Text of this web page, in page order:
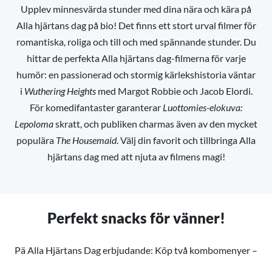
Upplev minnesvärda stunder med dina nära och kära på
Alla hjärtans dag på bio! Det finns ett stort urval filmer för
romantiska, roliga och till och med spännande stunder. Du
hittar de perfekta Alla hjärtans dag-filmerna för varje
humör: en passionerad och stormig kärlekshistoria väntar
i Wuthering Heightsmed Margot Robbie och Jacob Elordi.
För komedifantaster garanterar Luottomies-elokuva:
Lepolomaskratt, och publiken charmas även av den mycket
populära The Housemaid. Välj din favorit och tillbringa Alla
hjärtans dag med att njuta av filmens magi!
Perfekt snacks för vänner!
Pä Alla Hjärtans Dag erbjudande: Köp två kombomenyer –